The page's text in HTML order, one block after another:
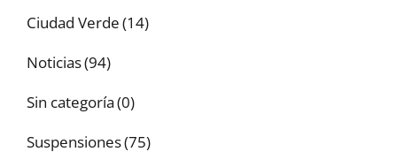
Ciudad Verde(14)
Noticias(94)
Sin categoría(0)
Suspensiones(75)